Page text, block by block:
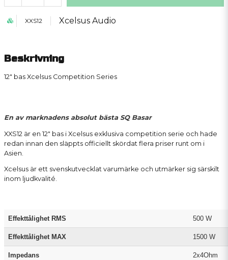
XXS12 Xcelsus Audio
Beskrivning
12" bas Xcelsus Competition Series
En av marknadens absolut bästa SQ Basar
XXS12 är en 12" bas i Xcelsus exklusiva competition serie och hade
redan innan den släppts officiellt skördat flera priser runt om i
Asien.
Xcelsus är ett svenskutvecklat varumärke och utmärker sig särskilt
inom ljudkvalité.
Effekttålighet RMS 500 W
Effekttålighet MAX 1500 W
Impedans 2x4Ohm